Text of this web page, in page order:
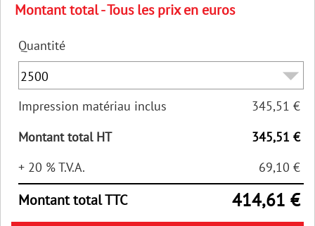
Montant total - Tous les prix en euros
Quantité
Impression matériau inclus
345,51 €
Montant total HT
345,51 €
+ 20 % T.V.A.
69,10 €
Montant total TTC 414,61 €